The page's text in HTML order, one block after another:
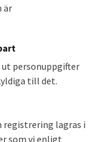
är
personuppgifter
till det.
registrering lagras i
som vi enligt